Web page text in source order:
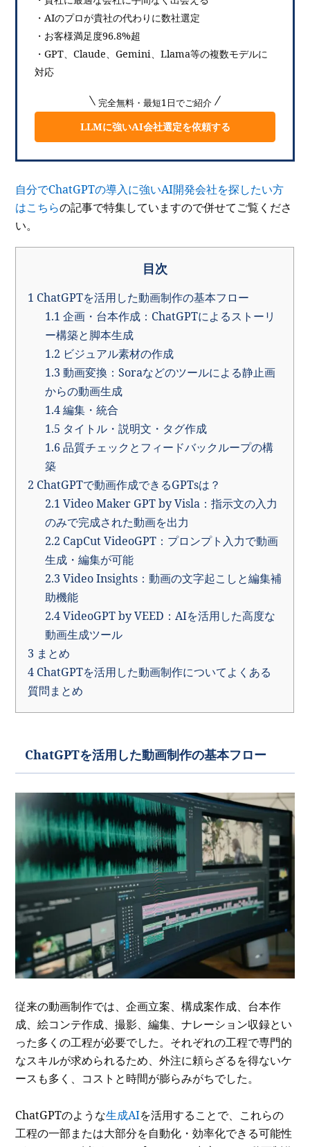
・AIのプロが貴社の代わりに数社選定
・お客様満足度96.8%超
・GPT、Claude、Gemini、Llama等の複数モデルに
対応
完全無料・最短1日でご紹介
LLMに強いAI会社選定を依頼する
自分でChatGPTの導入に強いAI開発会社を探したい方
はこちらの記事で特集していますので併せてご覧くださ
い。
目次
1 ChatGPTを活用した動画制作の基本フロー
1.1 企画・台本作成：ChatGPTによるストーリ
ー構築と脚本生成
1.2 ビジュアル素材の作成
1.3 動画変換：Soraなどのツールによる静止画
からの動画生成
1.4編集・統合
1.5 タイトル・説明文・タグ作成
1.6品質チェックとフィードバックループの構
築
2 ChatGPTで動画作成できるGPTsは？
2.1 Video Maker GPT by Visla：指示文の入力
のみで完成された動画を出力
2.2 CapCut VideoGPT：プロンプト入力で動画
生成・編集が可能
2.3 Video Insights：動画の文字起こしと編集補
助機能
2.4VideoGPT by VEED：AIを活用した高度な
動画生成ツール
3 まとめ
4 ChatGPTを活用した動画制作についてよくある
質問まとめ
ChatGPTを活用した動画制作の基本フロー
従来の動画制作では、企画立案、構成案作成、台本作
成、絵コンテ作成、撮影、編集、ナレーション収録とい
った多くの工程が必要でした。それぞれの工程で専門的
なスキルが求められるため、外注に頼らざるを得ないケ
ースも多く、コストと時間が膨らみがちでした。
ChatGPTのような生成AIを活用することで、これらの
工程の一部または大部分を自動化・効率化できる可能性